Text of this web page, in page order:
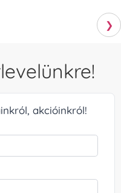
❯
akcióinkról!